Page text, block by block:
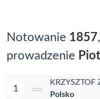
Notowanie 1857
prowadzenie
1
KRZYSZTOF
Polsko